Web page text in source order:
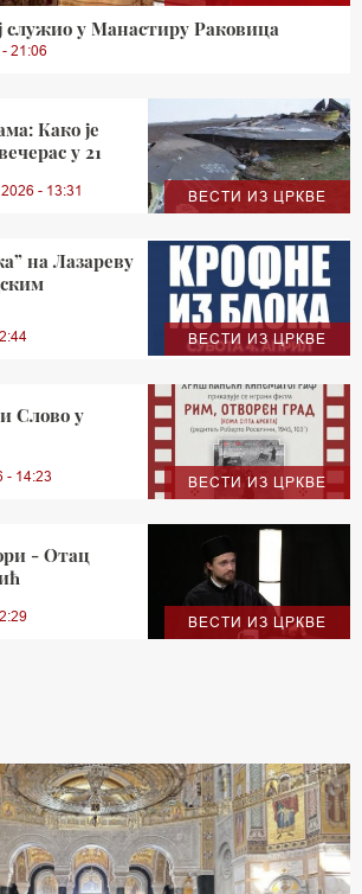
служио у Манастиру Раковица
21:06
ВЕСТИ ИЗ ЦРКВЕ
Како је
у 21
- 13:31
ВЕСТИ ИЗ ЦРКВЕ
на Лазареву
ВЕСТИ ИЗ ЦРКВЕ
Слово у
- 14:23
ВЕСТИ ИЗ ЦРКВЕ
- Отац